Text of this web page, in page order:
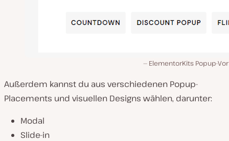
ElementorKits Popup-
Außerdem kannst du aus verschiedenen Popup-
Placements und visuellen Designs wählen, darunter:
Modal
Slide-in